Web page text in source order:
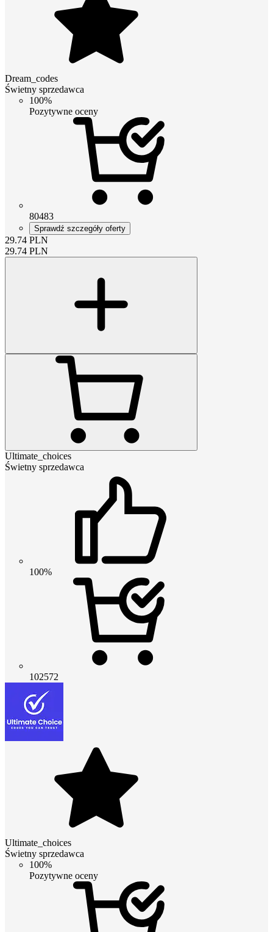
Dream_codes
Świetny sprzedawca
100%
Pozytywne oceny
80483
Sprawdź szczegóły oferty
29.74 PLN
29.74 PLN
Ultimate_choices
Świetny sprzedawca
100%
102572
Ultimate_choices
Świetny sprzedawca
100%
Pozytywne oceny